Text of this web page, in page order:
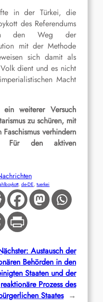
in der Türkei, die
des Referendums
den Weg der
mit der Methode
sich damit als
dient und es nicht
Macht
weiterer Versuch
zu schüren, mit
verhindern
Für den aktiven
, de-DE, tuerkei
Austausch der
Behörden in den
Staaten und der
reaktionäre Prozess des
Staates →